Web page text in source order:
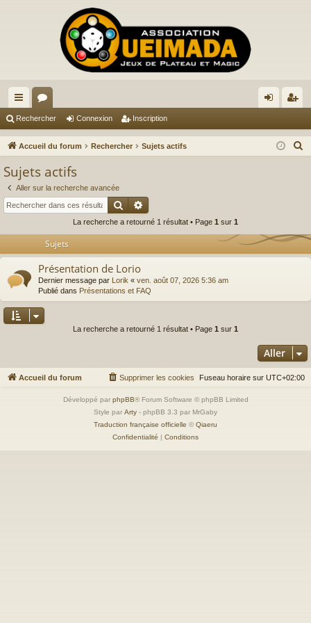
ac
co
ci
s
or
u ne cri
Rechercher Connexion Inscription
Accueil du forum Rechercher Sujets actifs
c
h
Sujets actifs
Aller sur la recherche avancée
Rechercher
Recherche avancée
La recherche a retourné 1 résultat • Page 1 sur 1
Sujets
Présentation de Lorio
Dernier message par Lorik « ven. août 07, 2026 5:36 am
Publié dans Présentations et FAQ
La recherche a retourné 1 résultat • Page 1 sur 1
Aller
Accueil du forum Fuseau horaire sur UTC+02:00
Supprimer les cookies
Développé par phpBB® Forum Software © phpBB Limited
Style par Arty - phpBB 3.3 par MrGaby
Traduction française officielle © Qiaeru
Confidentialité | Conditions